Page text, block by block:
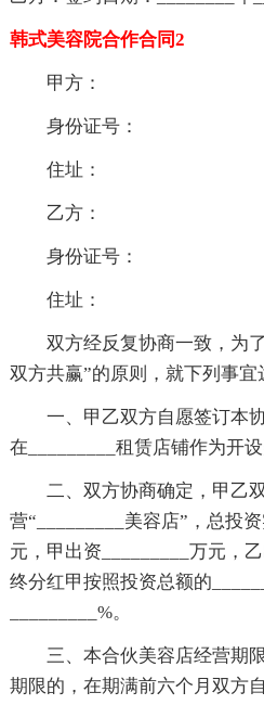
韩式美容院合作合同2
甲方：
身份证号：
住址：
乙方：
身份证号：
住址：
双方经反复协商一致，为了
双方共赢”的原则，就下列事宜
一、甲乙双方自愿签订本协
在_________租赁店铺作为开设
二、双方协商确定，甲乙
营“_________美容店”，总投
元，甲出资_________万元，
终分红甲按照投资总额的
_________%。
三、本合伙美容店经营期限
期限的，在期满前六个月双方